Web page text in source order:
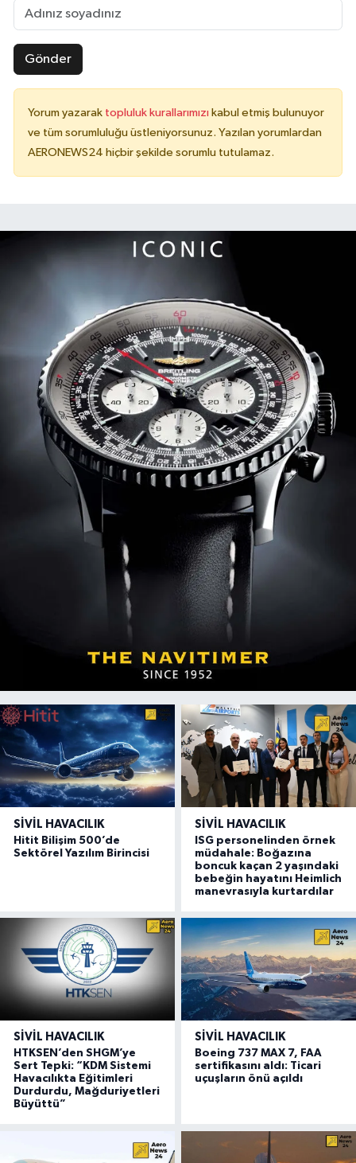
Gönder
Yorum yazarak topluluk kurallarımızı kabul etmiş bulunuyor
ve tüm sorumluluğu üstleniyorsunuz. Yazılan yorumlardan
AERONEWS24 hiçbir şekilde sorumlu tutulamaz.
SIVIL HAVACILIK
Hitit Bilişim 500’de
Sektörel Yazılım Birincisi
SIVIL HAVACILIK
ISG personelinden örnek
müdahale: Boğazına
boncuk kaçan 2 yaşındaki
bebeğin hayatını Heimlich
manevrasıyla kurtardılar
SIVIL HAVACILIK
HTKSEN’den SHGM’ye
Sert Tepki: “KDM Sistemi
Havacılıkta Eğitimleri
Durdurdu, Mağduriyetleri
Büyüttü”
SIVIL HAVACILIK
Boeing 737 MAX 7, FAA
sertifikasını aldı: Ticari
uçuşların önü açıldı